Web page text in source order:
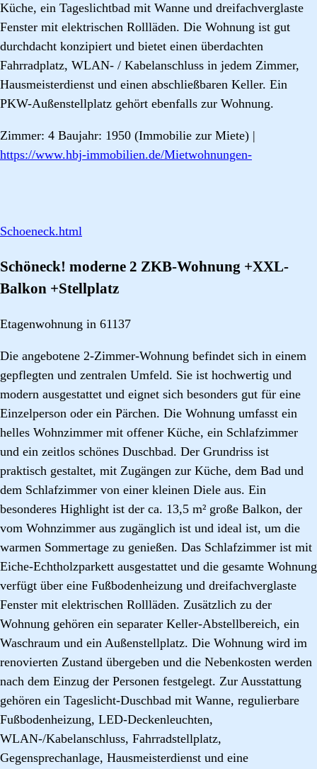
Küche, ein Tageslichtbad mit Wanne und dreifachverglaste
Fenster mit elektrischen Rollläden. Die Wohnung ist gut
durchdacht konzipiert und bietet einen überdachten
Fahrradplatz, WLAN- / Kabelanschluss in jedem Zimmer,
Hausmeisterdienst und einen abschließbaren Keller. Ein
PKW-Außenstellplatz gehört ebenfalls zur Wohnung.
Zimmer: 4 Baujahr: 1950 (Immobilie zur Miete) |
https://www.hbj-immobilien.de/Mietwohnungen-
Schoeneck.html
Schöneck! moderne 2 ZKB-Wohnung +XXL-
Balkon +Stellplatz
Etagenwohnung in 61137
Die angebotene 2-Zimmer-Wohnung befindet sich in einem
gepflegten und zentralen Umfeld. Sie ist hochwertig und
modern ausgestattet und eignet sich besonders gut für eine
Einzelperson oder ein Pärchen. Die Wohnung umfasst ein
helles Wohnzimmer mit offener Küche, ein Schlafzimmer
und ein zeitlos schönes Duschbad. Der Grundriss ist
praktisch gestaltet, mit Zugängen zur Küche, dem Bad und
dem Schlafzimmer von einer kleinen Diele aus. Ein
besonderes Highlight ist der ca. 13,5 m² große Balkon, der
vom Wohnzimmer aus zugänglich ist und ideal ist, um die
warmen Sommertage zu genießen. Das Schlafzimmer ist mit
Eiche-Echtholzparkett ausgestattet und die gesamte Wohnung
verfügt über eine Fußbodenheizung und dreifachverglaste
Fenster mit elektrischen Rollläden. Zusätzlich zu der
Wohnung gehören ein separater Keller-Abstellbereich, ein
Waschraum und ein Außenstellplatz. Die Wohnung wird im
renovierten Zustand übergeben und die Nebenkosten werden
nach dem Einzug der Personen festgelegt. Zur Ausstattung
gehören ein Tageslicht-Duschbad mit Wanne, regulierbare
Fußbodenheizung, LED-Deckenleuchten,
WLAN-/Kabelanschluss, Fahrradstellplatz,
Gegensprechanlage, Hausmeisterdienst und eine